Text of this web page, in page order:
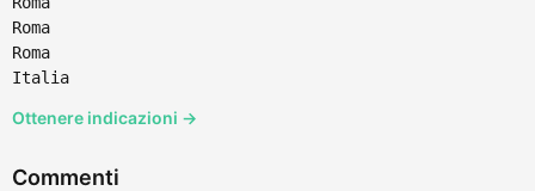
Roma
Roma
Italia
Ottenere indicazioni →
Commenti